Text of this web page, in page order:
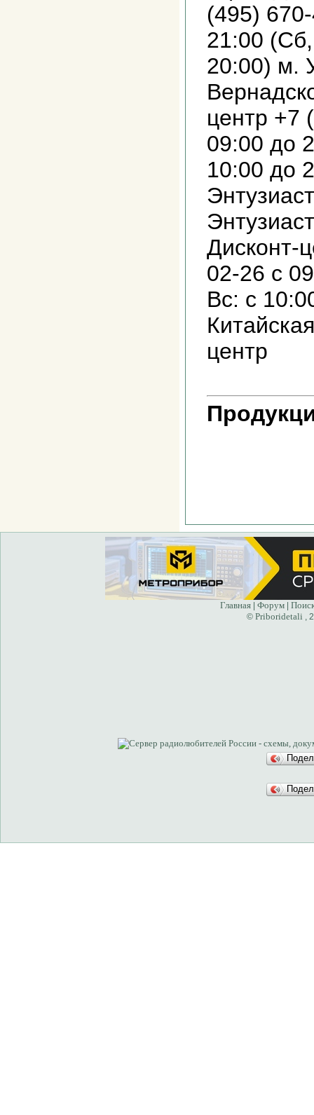
(495)
21:00
20:00) м.
центр +7
09:00 до
10:00 до
Дисконт-
02-26 с
Вс: с
центр
Главная| Форум|
© Priboridetali ,